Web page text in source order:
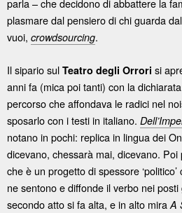
parla – che decidono di abbattere la
plasmare dal pensiero di chi guarda
vuoi, crowdsourcing.
Il sipario sul Teatro degli Orrori si
anni fa (mica poi tanti) con la
percorso che affondava le radici nel
sposarlo con i testi in italiano.
notano in pochi: replica in lingua dei
dicevano, chessarà mai, dicevano.
che è un progetto di spessore
ne sentono e diffonde il verbo nei posti
secondo atto si fa alta, e in alto miraA